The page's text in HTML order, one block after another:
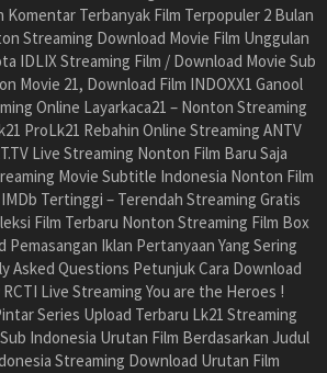
Komentar Terbanyak Film Terpopuler 2 Bulan
Streaming Download Movie Film Unggulan
IDLIX Streaming Film / Download Movie Sub
Movie 21, Download Film INDOXX1 Ganool
Online Layarkaca21 – Nonton Streaming
ProLk21 Rebahin Online Streaming ANTV
Live Streaming Nonton Film Baru Saja
Movie Subtitle Indonesia Nonton Film
Tertinggi – Terendah Streaming Gratis
Film Terbaru Nonton Streaming Film Box
Pemasangan Iklan Pertanyaan Yang Sering
Asked Questions Petunjuk Cara Download
Live Streaming You are the Heroes !
Series Upload Terbaru Lk21 Streaming
Indonesia Urutan Film Berdasarkan Judul
Streaming Download Urutan Film